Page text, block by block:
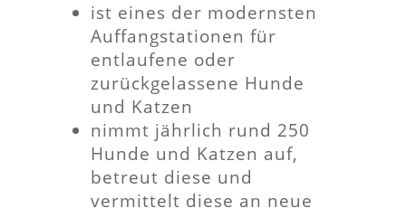
ist eines der modernsten
Auffangstationen für
entlaufene oder
zurückgelassene Hunde
und Katzen
nimmt jährlich rund 250
Hunde und Katzen auf,
betreut diese und
vermittelt diese an neue